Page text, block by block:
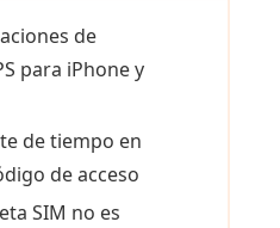
de
para iPhone y
de tiempo en
de acceso
SIM no es